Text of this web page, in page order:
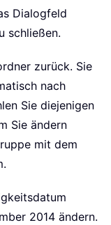
Dialogfeld
schließen.
zurück. Sie
nach
Sie diejenigen
Sie ändern
mit dem
2014 ändern.